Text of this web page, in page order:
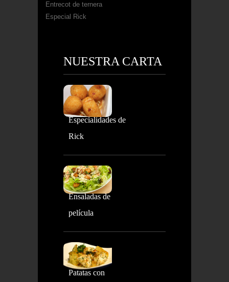
Entrecot de ternera
Especial Rick
NUESTRA CARTA
Especialidades de
Rick
Ensaladas de
película
Patatas con